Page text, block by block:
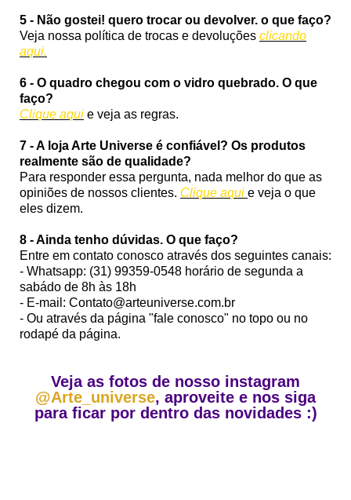
5 - Não gostei! quero trocar ou devolver. o que faço?
Veja nossa política de trocas e devoluções clicando
aqui.
6 - O quadro chegou com o vidro quebrado. O que
faço?
Clique aqui e veja as regras.
7 - A loja Arte Universe é confiável? Os produtos
realmente são de qualidade?
Para responder essa pergunta, nada melhor do que as
opiniões de nossos clientes. Clique aqui e veja o que
eles dizem.
8 - Ainda tenho dúvidas. O que faço?
Entre em contato conosco através dos seguintes canais:
- Whatsapp: (31) 99359-0548 horário de segunda a
sabádo de 8h às 18h
- E-mail: Contato@arteuniverse.com.br
- Ou através da página "fale conosco" no topo ou no
rodapé da página.
Veja as fotos de nosso instagram
@Arte_universe, aproveite e nos siga
para ficar por dentro das novidades :)